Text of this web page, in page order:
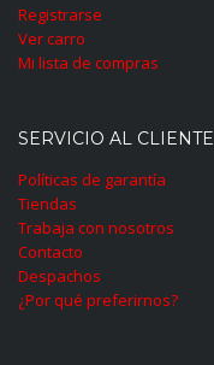
Registrarse
Ver carro
Mi lista de compras
SERVICIO AL CLIENTE
Políticas de garantía
Tiendas
Trabaja con nosotros
Contacto
Despachos
¿Por qué preferirnos?